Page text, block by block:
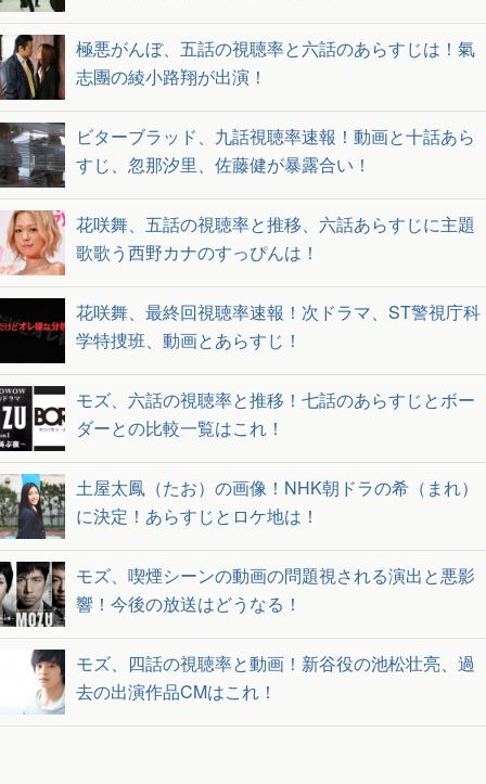
極悪がんぼ、五話の視聴率と六話のあらすじは！氣
志團の綾小路翔が出演！
ビターブラッド、九話視聴率速報！動画と十話あら
すじ、忽那汐里、佐藤健が暴露合い！
花咲舞、五話の視聴率と推移、六話あらすじに主題
歌歌う西野カナのすっぴんは！
花咲舞、最終回視聴率速報！次ドラマ、ST警視庁科
学特捜班、動画とあらすじ！
モズ、六話の視聴率と推移！七話のあらすじとボー
ダーとの比較一覧はこれ！
土屋太鳳（たお）の画像！NHK朝ドラの希（まれ）
に決定！あらすじとロケ地は！
モズ、喫煙シーンの動画の問題視される演出と悪影
響！今後の放送はどうなる！
モズ、四話の視聴率と動画！新谷役の池松壮亮、過
去の出演作品CMはこれ！